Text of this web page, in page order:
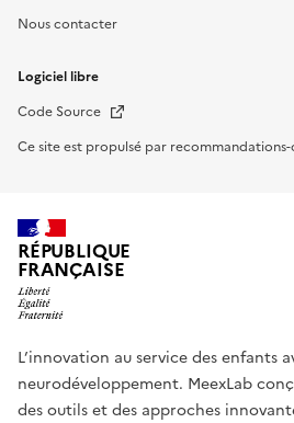
Nous contacter
Logiciel libre
Code Source Nouvelle fenêtre
Ce site est propulsé par
RÉPUBLIQUE
FRANÇAISE
L’innovation au service des enfants
neurodéveloppement. MeexLab
des outils et des approches